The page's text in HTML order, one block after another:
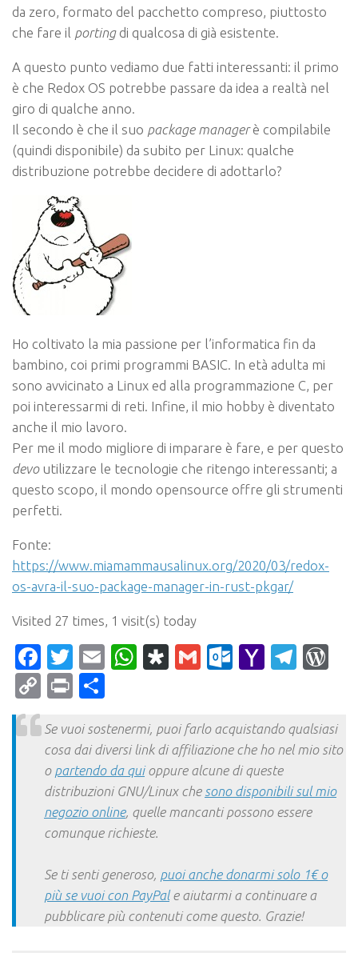
da zero, formato del pacchetto compreso, piuttosto
che fare il portingdi qualcosa di già esistente.
A questo punto vediamo due fatti interessanti: il primo
è che Redox OS potrebbe passare da idea a realtà nel
giro di qualche anno.
Il secondo è che il suo package managerè compilabile
(quindi disponibile) da subito per Linux: qualche
distribuzione potrebbe decidere di adottarlo?
Ho coltivato la mia passione per l’informatica fin da
bambino, coi primi programmi BASIC. In età adulta mi
sono avvicinato a Linux ed alla programmazione C, per
poi interessarmi di reti. Infine, il mio hobby è diventato
anche il mio lavoro.
Per me il modo migliore di imparare è fare, e per questo
devoutilizzare le tecnologie che ritengo interessanti; a
questo scopo, il mondo opensource offre gli strumenti
perfetti.
Fonte:
https://www.miamammausalinux.org/2020/03/redox-
os-avra-il-suo-package-manager-in-rust-pkgar/
Visited 27 times, 1 visit(s) today
Facebook
Twitter
EmailWhatsApp
Diaspora
Gmail Yahoo
CopyPrint
Se vuoi sostenermi, puoi farlo acquistando qualsiasi
cosa dai diversi link di affiliazione che ho nel mio sito
o partendo da quioppure alcune di queste
distribuzioni GNU/Linux che sono disponibili sul mio
negozio online, quelle mancanti possono essere
comunque richieste.
Se ti senti generoso, puoi anche donarmi solo 1€ o
più se vuoi con PayPale aiutarmi a continuare a
pubblicare più contenuti come questo. Grazie!